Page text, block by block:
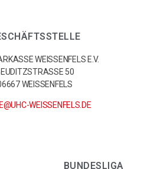
WEISSENFELS E.V.
50
WEISSENFELS
WEISSENFELS.DE
BUNDESLIGA